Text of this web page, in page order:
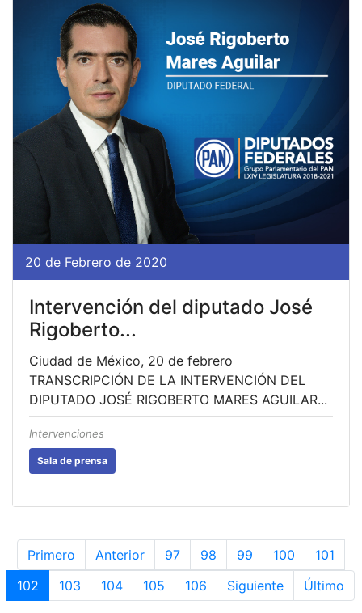
20 de Febrero de 2020
Intervención del diputado José
Rigoberto...
Ciudad de México, 20 de febrero
TRANSCRIPCIÓN DE LA INTERVENCIÓN DEL
DIPUTADO JOSÉ RIGOBERTO MARES AGUILAR...
Intervenciones
Sala de prensa
Primero Anterior 97 98 99 100
101
102
103 104 105 106 Siguiente Último